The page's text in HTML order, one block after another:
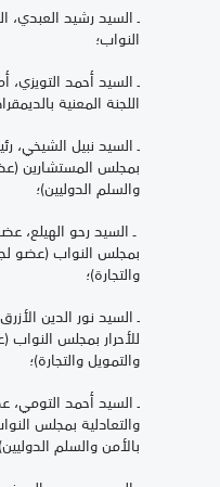
ـ السيد رشيد العبدي،
النواب؛
ـ السيد أحمد
اللجنة المعنية
ـ السيد نبيل الشيخي،
بمجلس المستشارين
والسلم الدوليين)؛
ـ السيد رحو الهيلع،
بمجلس النواب (عضو
والتجارة)؛
ـ السيد نور الدين
للأحرار بمجلس النواب
والتمويل والتجارة)؛
ـ السيد أحمد التومي،
والتعادلية بمجلس
بالأمن والسلم